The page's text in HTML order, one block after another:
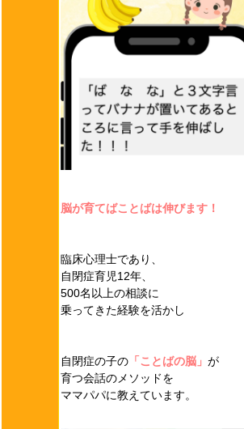
脳が育てばことばは伸びます！
臨床心理士であり、
自閉症育児12年、
500名以上の相談に
乗ってきた経験を活かし
自閉症の子の「ことばの脳」 が
育つ会話のメソッドを
ママパパに教えています。